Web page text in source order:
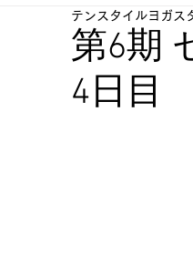
第6期
4日目
テンスタイルヨガス